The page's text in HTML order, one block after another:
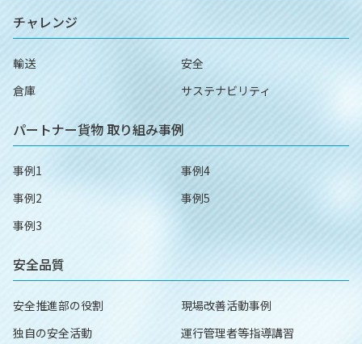
チャレンジ
輸送
倉庫
安全
サステナビリティ
パートナー貨物取り組み事例
事例1
事例2
事例3
事例4
事例5
安全品質
安全推進部の役割
独自の安全活動
現場改善活動事例
運行管理者等指導講習